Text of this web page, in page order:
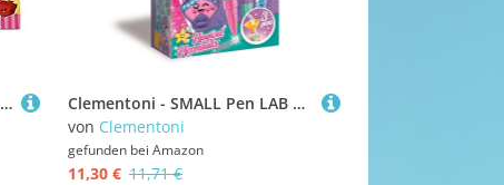
Display PERMANENTES Aroma FRUTAS 10X MEDIDAS PRODUCTO 1,2cm x 11,5cmx 19,2cm MEDIDAS Inner 9,5cm x 13cmx 20,7cm MEDIDAS CAJA 41,5cm x 27,5cmx 22,5cm PESO UND 0,087 INSTRASTAT 96082000
Clementoni - SMALL Pen LAB A Mermaid - 18159
von Clementoni
gefunden bei Amazon
11,30 € 11,71 €